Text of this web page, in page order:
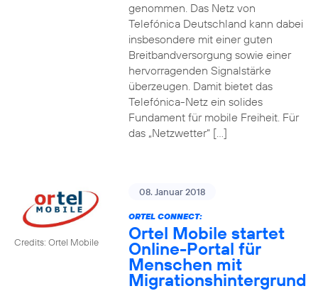
genommen. Das Netz von
Telefónica Deutschland kann dabei
insbesondere mit einer guten
Breitbandversorgung sowie einer
hervorragenden Signalstärke
überzeugen. Damit bietet das
Telefónica-Netz ein solides
Fundament für mobile Freiheit. Für
das „Netzwetter“ […]
Credits: Ortel Mobile
08. Januar 2018
ORTEL CONNECT:
Ortel Mobile startet
Online-Portal für
Menschen mit
Migrationshintergrund